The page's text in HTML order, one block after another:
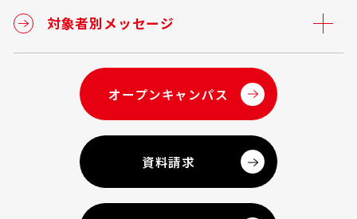
対象者別メッセージ
オープンキャンパス
資料請求